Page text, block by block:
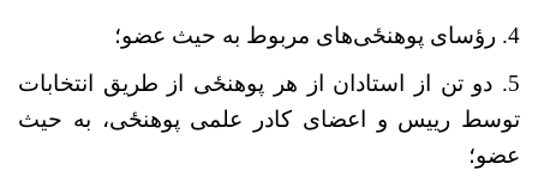
4. رؤسای پوهنځی
های مربوط به حیث عضو؛
5. دو تن از استادان از هر پوهنځی
از طریق انتخابات
توسط رییس و اعضای کادر علمی پوهنځی، به حیث
عضو؛